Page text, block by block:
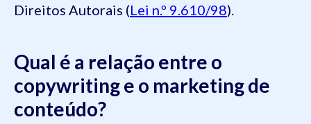
Direitos Autorais (Lei n.º 9.610/98).
Qual é a relação entre o
copywriting e o marketing de
conteúdo?